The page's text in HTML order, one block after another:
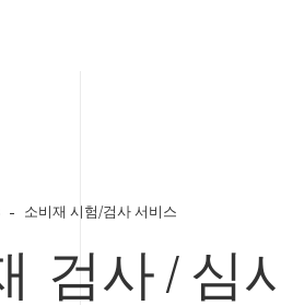
소비재 시험/검사 서비스
검사/심